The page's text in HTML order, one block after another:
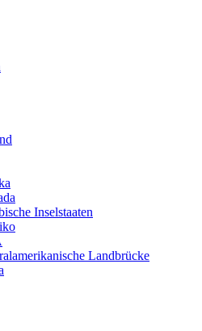
Inselstaaten
Landbrücke